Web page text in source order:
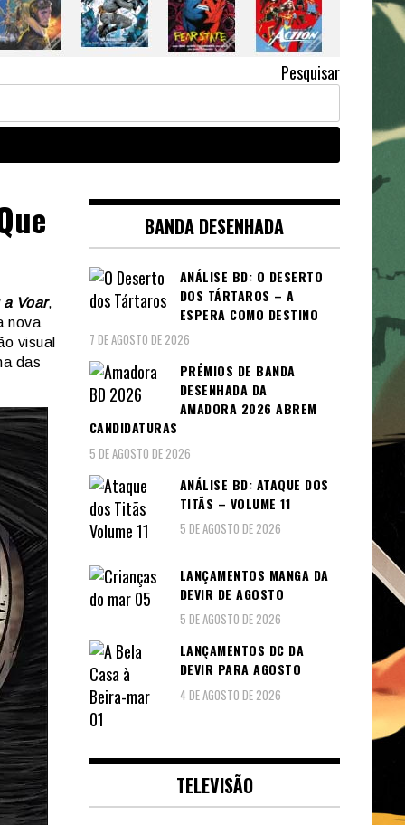
Pesquisar
Voar,
nova
visual
das
BANDA DESENHADA
ANÁLISE BD: O DESERTO
DOS TÁRTAROS – A
ESPERA COMO DESTINO
7 DE AGOSTO DE 2026
PRÉMIOS DE BANDA
DESENHADA DA
AMADORA 2026 ABREM
CANDIDATURAS
5 DE AGOSTO DE 2026
ANÁLISE BD: ATAQUE DOS
TITÃS – VOLUME 11
5 DE AGOSTO DE 2026
LANÇAMENTOS MANGA DA
DEVIR DE AGOSTO
5 DE AGOSTO DE 2026
LANÇAMENTOS DC DA
DEVIR PARA AGOSTO
4 DE AGOSTO DE 2026
TELEVISÃO